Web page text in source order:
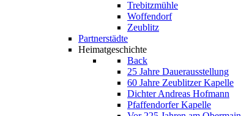
Trebitzmühle
Woffendorf
Zeublitz
Partnerstädte
Heimatgeschichte
Back
25 Jahre Dauerausstellung
60 Jahre Zeublitzer Kapelle
Dichter Andreas Hofmann
Pfaffendorfer Kapelle